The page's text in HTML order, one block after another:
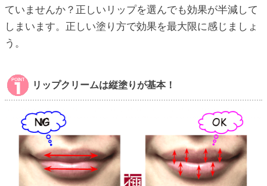
ていませんか？正しいリップを選んでも効果が半減して
しまいます。正しい塗り方で効果を最大限に感じましょ
う。
リップクリームは縦塗りが基本！